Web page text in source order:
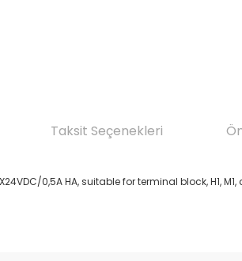
Taksit Seçenekleri
0,5A HA, suitable for terminal block, H1,